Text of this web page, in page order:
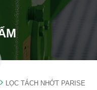
LỌC TÁCH NHỚT PARISE